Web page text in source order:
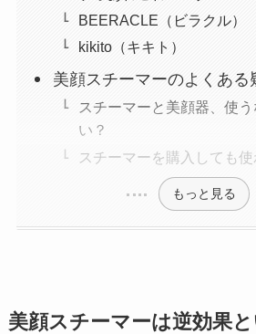
BEERACLE（ビラクル）
kikito（キキト）
美顔スチーマーのよくある
スチーマーと美顔器、使
い？
スチーマーを購入しても
もっと見る
美顔スチーマーは逆効果